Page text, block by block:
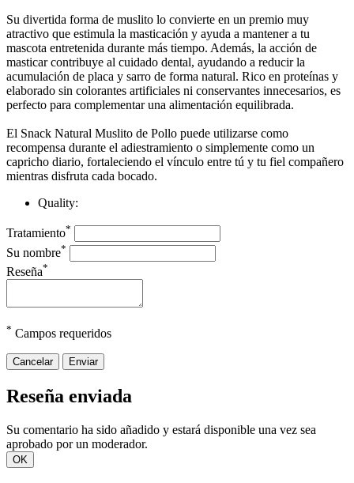
Su divertida forma de muslito lo convierte en un premio muy
atractivo que estimula la masticación y ayuda a mantener a tu
mascota entretenida durante más tiempo. Además, la acción de
masticar contribuye al cuidado dental, ayudando a reducir la
acumulación de placa y sarro de forma natural. Rico en proteínas y
elaborado sin colorantes artificiales ni conservantes innecesarios, es
perfecto para complementar una alimentación equilibrada.
El Snack Natural Muslito de Pollo puede utilizarse como
recompensa durante el adiestramiento o simplemente como un
capricho diario, fortaleciendo el vínculo entre tú y tu fiel compañero
mientras disfruta cada bocado.
Quality:
Tratamiento*
Su nombre*
Reseña*
* Campos requeridos
Cancelar Enviar
Reseña enviada
Su comentario ha sido añadido y estará disponible una vez sea
aprobado por un moderador.
OK